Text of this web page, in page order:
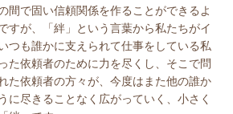
間で固い信頼関係を作ることができるよ
すが、「絆」という言葉から私たちがイ
つも誰かに支えられて仕事をしている私
た依頼者のために力を尽くし、そこで問
た依頼者の方々が、今度はまた他の誰か
尽きることなく広がっていく、小さく